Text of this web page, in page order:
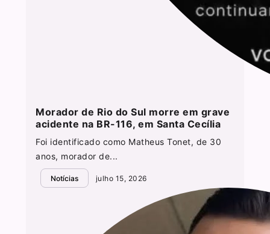
Morador de Rio do Sul morre em grave
acidente na BR-116, em Santa Cecília
Foi identificado como Matheus Tonet, de 30
anos, morador de...
Notícias julho 15, 2026